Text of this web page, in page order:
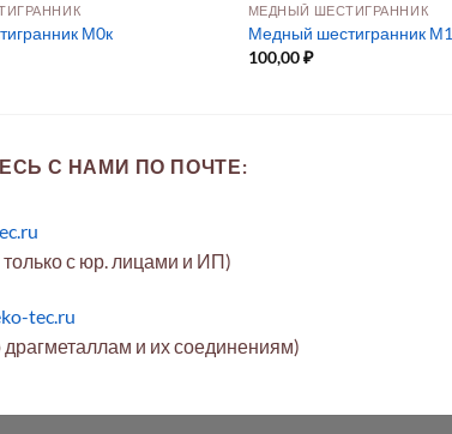
М0к
МЕДНЫЙ ШЕСТИГРАННИК
Медный шестигранник М1
100,00₽
С НАМИ ПО ПОЧТЕ:
с юр. лицами и ИП)
tec.ru
драгметаллам и их соединениям)